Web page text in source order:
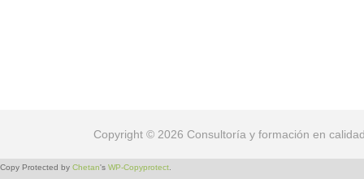
Copyright © 2026 Consultoría y formación en
Copy Protected by Chetan's WP-Copyprotect